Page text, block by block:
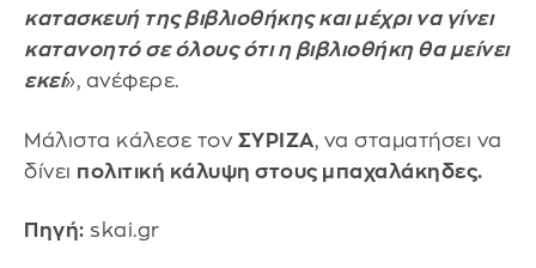
κατασκευή της βιβλιοθήκης και μέχρι να γίνει
κατανοητό σε όλους ότι η βιβλιοθήκη θα μείνει
εκεί», ανέφερε.
Μάλιστα κάλεσε τον ΣΥΡΙΖΑ, να σταματήσει να
δίνει πολιτική κάλυψη στους μπαχαλάκηδες.
Πηγή: skai.gr